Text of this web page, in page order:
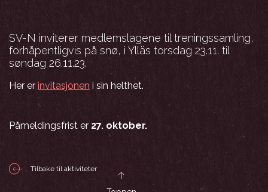
SV-N inviterer medlemslagene til treningssamling,
forhåpentligvis på snø, i Ylläs torsdag 23.11. til
søndag 26.11.23.
Her er invitasjonen i sin helthet.
Påmeldingsfrist er 27. oktober.
Tilbake til aktiviteter